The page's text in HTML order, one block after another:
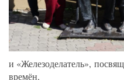
и «Железоделатель»,
времён,